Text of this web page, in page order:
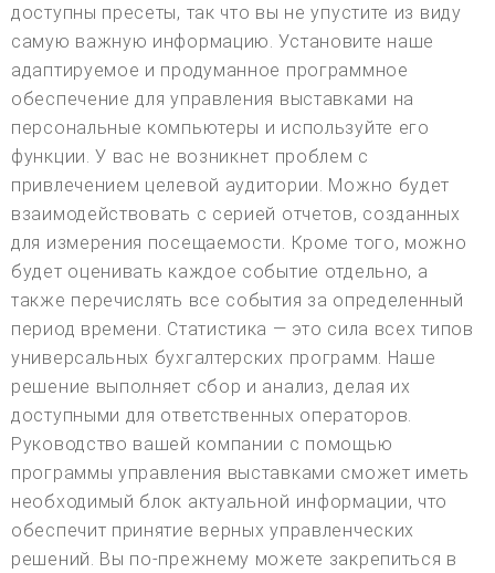
доступны пресеты, так что вы не упустите из виду
самую важную информацию. Установите наше
адаптируемое и продуманное программное
обеспечение для управления выставками на
персональные компьютеры и используйте его
функции. У вас не возникнет проблем с
привлечением целевой аудитории. Можно будет
взаимодействовать с серией отчетов, созданных
для измерения посещаемости. Кроме того, можно
будет оценивать каждое событие отдельно, а
также перечислять все события за определенный
период времени. Статистика — это сила всех типов
универсальных бухгалтерских программ. Наше
решение выполняет сбор и анализ, делая их
доступными для ответственных операторов.
Руководство вашей компании с помощью
программы управления выставками сможет иметь
необходимый блок актуальной информации, что
обеспечит принятие верных управленческих
решений. Вы по-прежнему можете закрепиться в